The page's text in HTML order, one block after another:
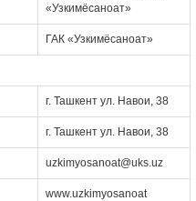
«Узкимёсаноат»
ГАК «Узкимёсаноат»
г. Ташкент ул. Навои, 38
г. Ташкент ул. Навои, 38
uzkimyosanoat@uks.uz
www.uzkimyosanoat